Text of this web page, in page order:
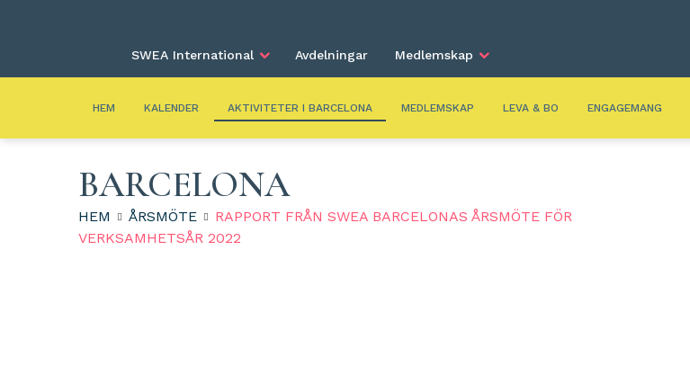
SWEA International Avdelningar Medlemskap
HEM KALENDER AKTIVITETER I BARCELONA MEDLEMSKAP LEVA & BO ENGAGEMANG
BARCELONA
HEM ÅRSMÖTE
RAPPORT FRÅN SWEA BARCELONAS ÅRSMÖTE FÖR
VERKSAMHETSÅR 2022